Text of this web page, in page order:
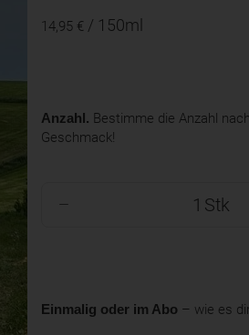
14,95 € / 150ml
Anzahl. Bestimme die Anzahl
Geschmack!
Stk
Einmalig oder im Abo – wie es